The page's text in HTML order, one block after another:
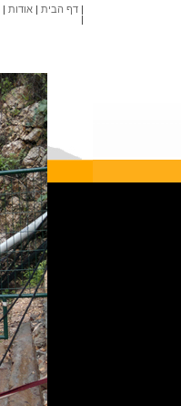
| דף הבית | אודות |
|